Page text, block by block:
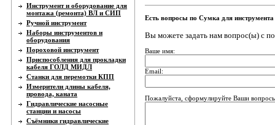
Инструмент и оборудование для
монтажа (ремонта) ВЛ и СИП
Ручной инструмент
Наборы инструментов и
оборудования
Пороховой инструмент
Приспособления для прокладки
кабеля ГОЛД МИДЛ
Станки для перемотки КПП
Измерители длины кабеля,
провода, каната
Гидравлические насосные
станции и насосы
Съёмники гидравлические
Есть вопросы по Сумка для инструмента
Вы можете задать нам вопрос(ы) с
Ваше имя:
Email:
Пожалуйста, сформулируйте Ваши